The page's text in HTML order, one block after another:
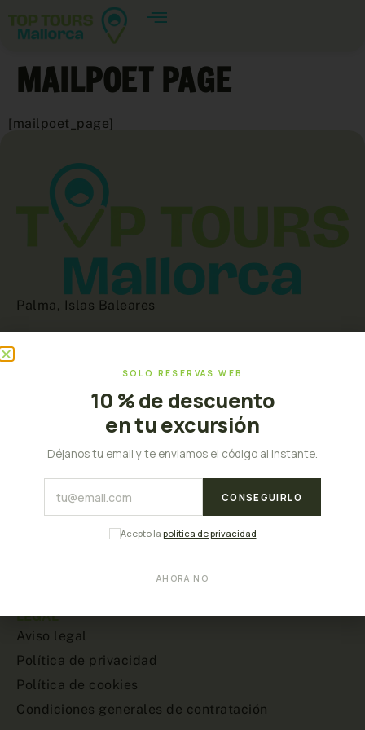
MAILPOET PAGE
[mailpoet_page]
Palma, Islas Baleares
Excursiones
Noticias
LEGAL
Aviso legal
Política de privacidad
Política de cookies
Condiciones generales de contratación
SOLO RESERVAS WEB
10 % de descuento
en tu excursión
Déjanos tu email y te enviamos el código al instante.
CONSEGUIRLO
Acepto la política de privacidad
AHORA NO